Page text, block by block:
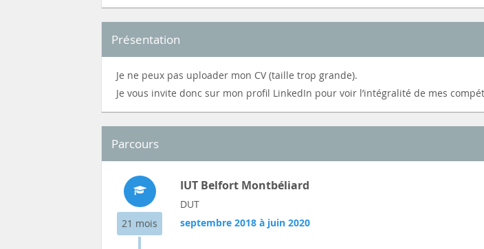
Présentation
Je ne peux pas uploader mon CV (taille trop grande).
Je vous invite donc sur mon profil LinkedIn pour voir l’intégralité de mes
Parcours
21 mois
IUT Belfort Montbéliard
DUT
septembre 2018 à juin 2020